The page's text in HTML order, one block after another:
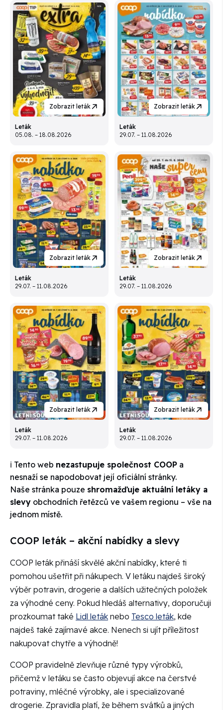
Zobrazit leták
Leták
05.08. – 18.08.2026
Zobrazit leták
Leták
29.07. – 11.08.2026
Zobrazit leták
Leták
29.07. – 11.08.2026
Zobrazit leták
Leták
29.07. – 11.08.2026
Zobrazit leták
Leták
29.07. – 11.08.2026
Zobrazit leták
Leták
29.07. – 11.08.2026
ℹ️ Tento web nezastupuje společnost COOP a
nesnaží se napodobovat její oficiální stránky.
Naše stránka pouze shromažďuje aktuální letáky a
slevy obchodních řetězců ve vašem regionu – vše na
jednom místě.
COOP leták – akční nabídky a slevy
COOP leták přináší skvělé akční nabídky, které ti
pomohou ušetřit při nákupech. V letáku najdeš široký
výběr potravin, drogerie a dalších užitečných položek
za výhodné ceny. Pokud hledáš alternativy, doporučuji
prozkoumat také Lidl leták nebo Tesco leták, kde
najdeš také zajímavé akce. Nenech si ujít příležitost
nakupovat chytře a výhodně!
COOP pravidelně zlevňuje různé typy výrobků,
přičemž v letáku se často objevují akce na čerstvé
potraviny, mléčné výrobky, ale i specializované
drogerie. Zpravidla platí, že během svátků a jiných